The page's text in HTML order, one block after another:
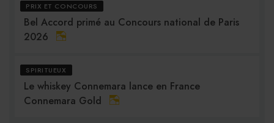
PRIX ET CONCOURS
Bel Accord primé au Concours national de Paris
2026
SPIRITUEUX
Le whiskey Connemara lance en France
Connemara Gold